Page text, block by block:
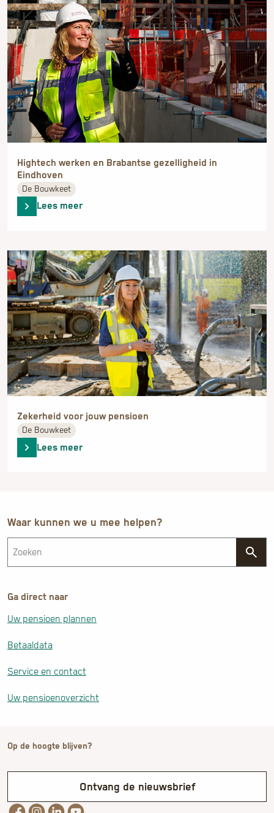
De Bouwkeet
Lees meer
De Bouwkeet
Lees meer
Waar kunnen we u mee helpen?
Ga direct naar
Uw pensioen plannen
Betaaldata
Service en contact
Uw pensioenoverzicht
Op de hoogte blijven?
Ontvang de nieuwsbrief